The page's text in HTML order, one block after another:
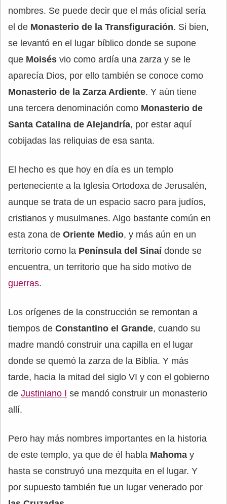
nombres. Se puede decir que el más oficial sería
el de Monasterio de la Transfiguración. Si bien,
se levantó en el lugar bíblico donde se supone
que Moisés vio como ardía una zarza y se le
aparecía Dios, por ello también se conoce como
Monasterio de la Zarza Ardiente. Y aún tiene
una tercera denominación como Monasterio de
Santa Catalina de Alejandría, por estar aquí
cobijadas las reliquias de esa santa.
El hecho es que hoy en día es un templo
perteneciente a la Iglesia Ortodoxa de Jerusalén,
aunque se trata de un espacio sacro para judíos,
cristianos y musulmanes. Algo bastante común en
esta zona de Oriente Medio, y más aún en un
territorio como la Península del Sinaídonde se
encuentra, un territorio que ha sido motivo de
guerras.
Los orígenes de la construcción se remontan a
tiempos de Constantino el Grande, cuando su
madre mandó construir una capilla en el lugar
donde se quemó la zarza de la Biblia. Y más
tarde, hacia la mitad del siglo VI y con el gobierno
de Justiniano I se mandó construir un monasterio
allí.
Pero hay más nombres importantes en la historia
de este templo, ya que de él habla Mahoma y
hasta se construyó una mezquita en el lugar. Y
por supuesto también fue un lugar venerado por